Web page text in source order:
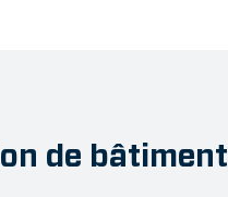
de bâtiment